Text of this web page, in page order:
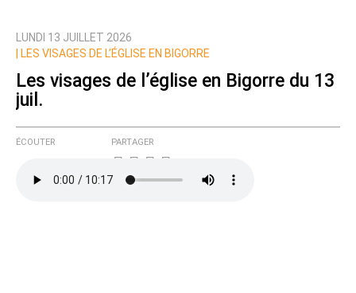
LUNDI 13 JUILLET 2026
LES VISAGES DE L’ÉGLISE EN BIGORRE
Les visages de l’église en Bigorre du 13
juil.
ÉCOUTER PARTAGER